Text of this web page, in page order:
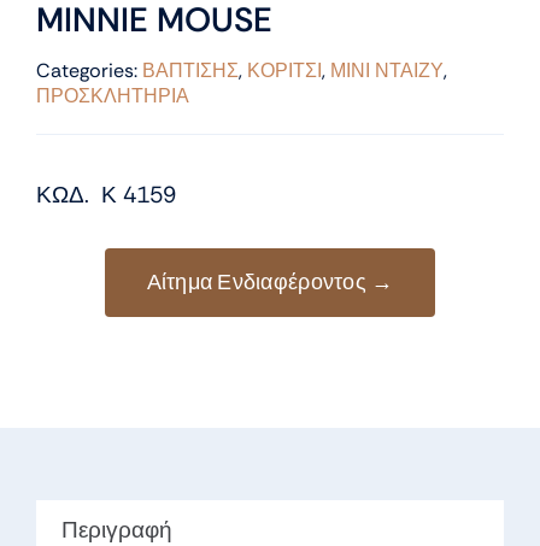
MINNIE MOUSE
Categories: ΒΑΠΤΙΣΗΣ, ΚΟΡΙΤΣΙ, ΜΙΝΙ ΝΤΑΙΖΥ,
ΠΡΟΣΚΛΗΤΗΡΙΑ
ΚΩΔ. Κ 4159
Αίτημα Ενδιαφέροντος →
Περιγραφή